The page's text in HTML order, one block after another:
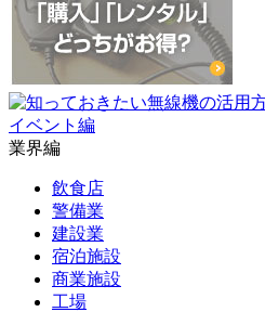
イベント編
業界編
飲食店
警備業
建設業
宿泊施設
商業施設
工場